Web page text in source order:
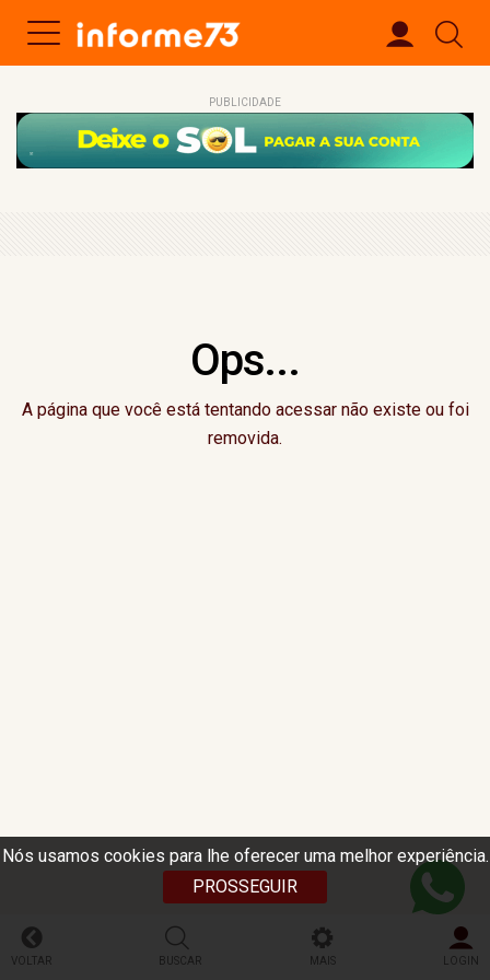
Nós usamos cookies para lhe oferecer uma melhor experiência.
PROSSEGUIR
PUBLICIDADE
Ops...
A página que você está tentando acessar não existe ou foi
removida.
VOLTAR BUSCAR MAIS LOGIN